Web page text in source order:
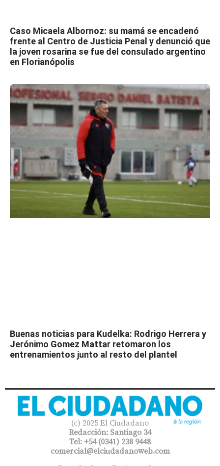
Caso Micaela Albornoz: su mamá se encadenó
frente al Centro de Justicia Penal y denunció que
la joven rosarina se fue del consulado argentino
en Florianópolis
Buenas noticias para Kudelka: Rodrigo Herrera y
Jerónimo Gomez Mattar retomaron los
entrenamientos junto al resto del plantel
(c) 2025 El Ciudadano
Redacción: Santiago 34
Tel: +54 (0341) 238 9448
comercial@elciudadanoweb.com​